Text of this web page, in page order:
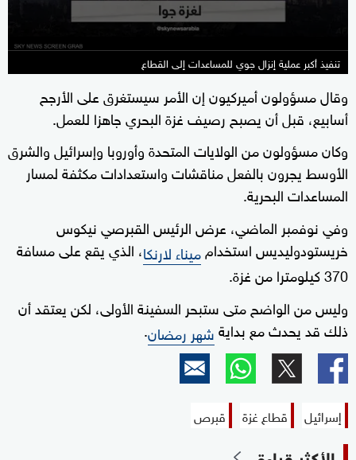
تنفيذ أكبر عملية إنزال جوي للمساعدات إلى القطاع
وقال مسؤولون أميركيون إن الأمر سيستغرق على الأرجح
أسابيع، قبل أن يصبح رصيف غزة البحري جاهزا للعمل.
وكان مسؤولون من الولايات المتحدة وأوروبا وإسرائيل والشرق
الأوسط يجرون بالفعل مناقشات واستعدادات مكثفة لمسار
المساعدات البحرية.
وفي نوفمبر الماضي، عرض الرئيس القبرصي نيكوس
خريستودوليديس استخدامميناء لارنكا، الذي يقع على مسافة
370 كيلومترا من غزة.
وليس من الواضح متى ستبحر السفينة الأولى، لكن يعتقد أن
ذلك قد يحدث مع بدايةشهر رمضان.
إسرائيل قطاع غزة قبرص